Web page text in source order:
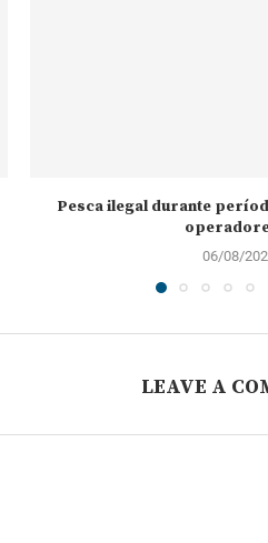
Pesca ilegal durante
06/08/
LEAVE A